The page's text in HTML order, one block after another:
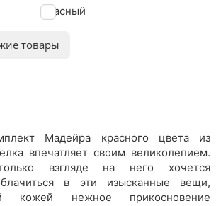
Красный
товары
Мадейра красного цвета из
впечатляет своим великолепием.
взгляде на него хочется
в эти изысканные вещи,
кожей нежное прикосновение